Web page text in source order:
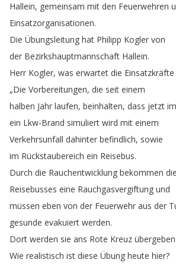
Hallein, gemeinsam mit den Feuerwehren
Einsatzorganisationen.
Die Übungsleitung hat Philipp Kogler von
der Bezirkshauptmannschaft Hallein.
Herr Kogler, was erwartet die Einsatzkräfte
„Die Vorbereitungen, die seit einem
halben Jahr laufen, beinhalten, dass jetzt im
ein Lkw-Brand simuliert wird mit einem
Verkehrsunfall dahinter befindlich, sowie
im Rückstaubereich ein Reisebus.
Durch die Rauchentwicklung bekommen die
Reisebusses eine Rauchgasvergiftung und
müssen eben von der Feuerwehr aus der
gesunde evakuiert werden.
Dort werden sie ans Rote Kreuz übergeben
Wie realistisch ist diese Übung heute hier?